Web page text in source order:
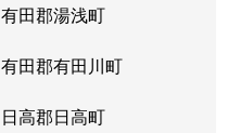
有田郡湯浅町
有田郡有田川町
日高郡日高町